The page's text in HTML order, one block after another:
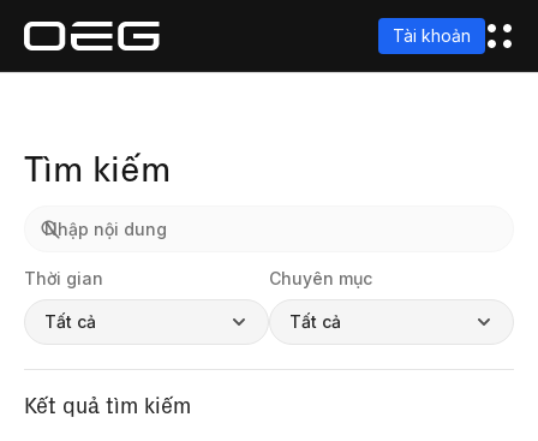
Tài khoản
Tìm kiếm
Thời gian
Tất cả
Chuyên mục
Tất cả
Kết quả tìm kiếm